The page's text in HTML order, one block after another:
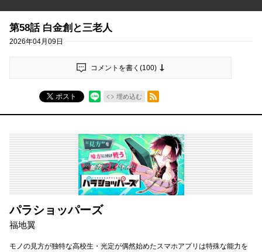
第58話 白金創と三老人
2026年04月09日
コメントを書く(100)
ポスト 埋め込む
RSSフィード
パラショッパーズ
福地翼
モノの見方が独特な高校生・光定が偶然始めたスマホアプリは特殊な能力を